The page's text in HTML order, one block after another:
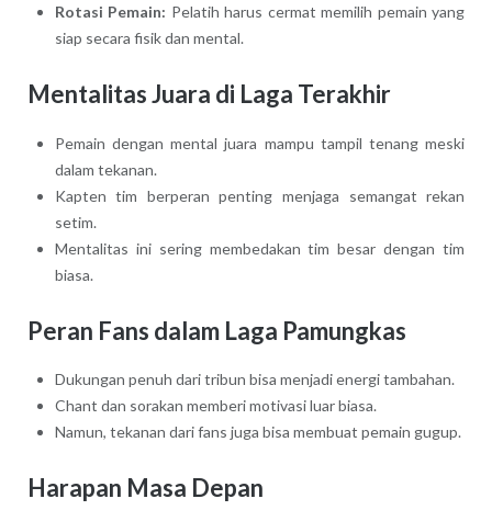
Rotasi Pemain: Pelatih harus cermat memilih pemain yang
siap secara fisik dan mental.
Mentalitas Juara di Laga Terakhir
Pemain dengan mental juara mampu tampil tenang meski
dalam tekanan.
Kapten tim berperan penting menjaga semangat rekan
setim.
Mentalitas ini sering membedakan tim besar dengan tim
biasa.
Peran Fans dalam Laga Pamungkas
Dukungan penuh dari tribun bisa menjadi energi tambahan.
Chant dan sorakan memberi motivasi luar biasa.
Namun, tekanan dari fans juga bisa membuat pemain gugup.
Harapan Masa Depan